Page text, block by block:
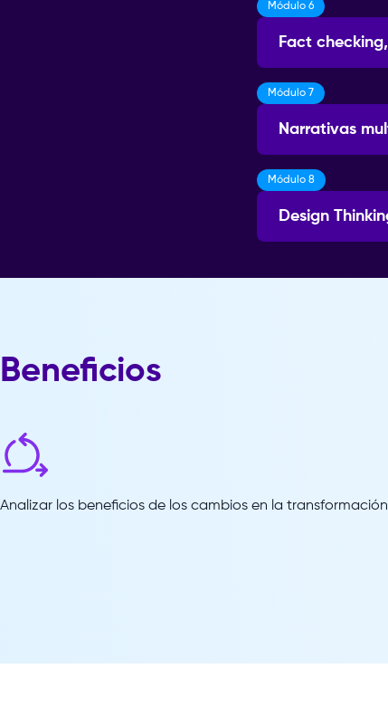
Sesiones: 3
Módulo 6
Fact
Sesiones: 3
Módulo 7
Narrativas
Sesiones: 3
Módulo 8
Design
Beneficios
Analizar los beneficios de los cambios en la